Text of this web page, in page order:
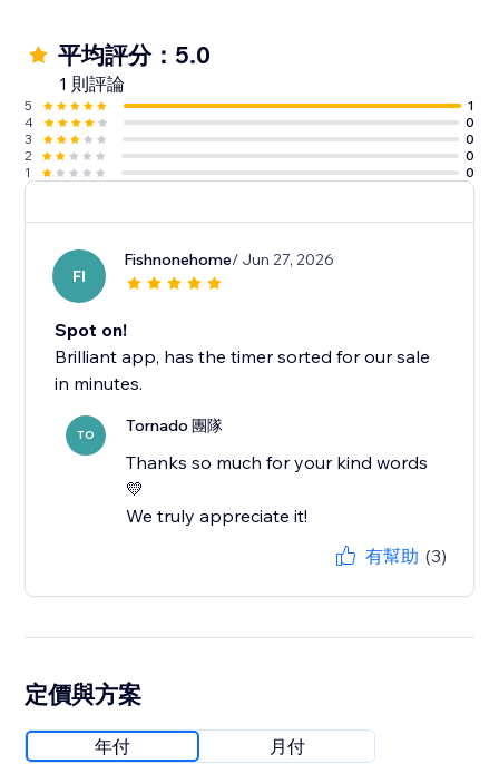
平均評分：5.0
1 則評論
5
1
4
0
3
0
2
0
1
0
FI
Fishnonehome/ Jun 27, 2026
Spot on!
Brilliant app, has the timer sorted for our sale
in minutes.
TO Tornado 團隊
Thanks so much for your kind words
💛
We truly appreciate it!
有幫助 (3)
定價與方案
年付 月付